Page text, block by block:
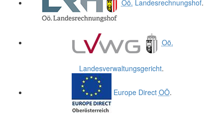
Oö. Landesrechnungshof.
Oö.
Landesverwaltungsgericht.
Europe Direct OÖ.